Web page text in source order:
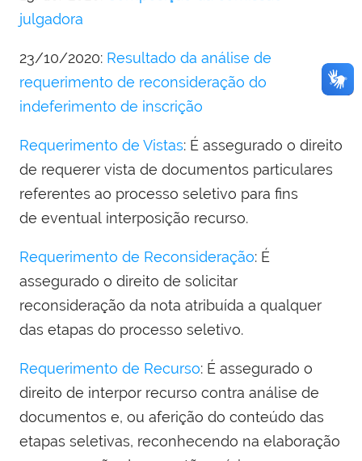
julgadora
23/10/2020: Resultado da análise de
requerimento de reconsideração do
indeferimento de inscrição
Requerimento de Vistas: É assegurado o direito
de requerer vista de documentos particulares
referentes ao processo seletivo para fins
de eventual interposição recurso.
Requerimento de Reconsideração: É
assegurado o direito de solicitar
reconsideração da nota atribuída a qualquer
das etapas do processo seletivo.
Requerimento de Recurso: É assegurado o
direito de interpor recurso contra análise de
documentos e, ou aferição do conteúdo das
etapas seletivas, reconhecendo na elaboração